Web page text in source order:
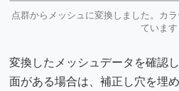
点群からメッシュに変換しました。カ
ています
変換したメッシュデータを確認
面がある場合は、補正し穴を埋